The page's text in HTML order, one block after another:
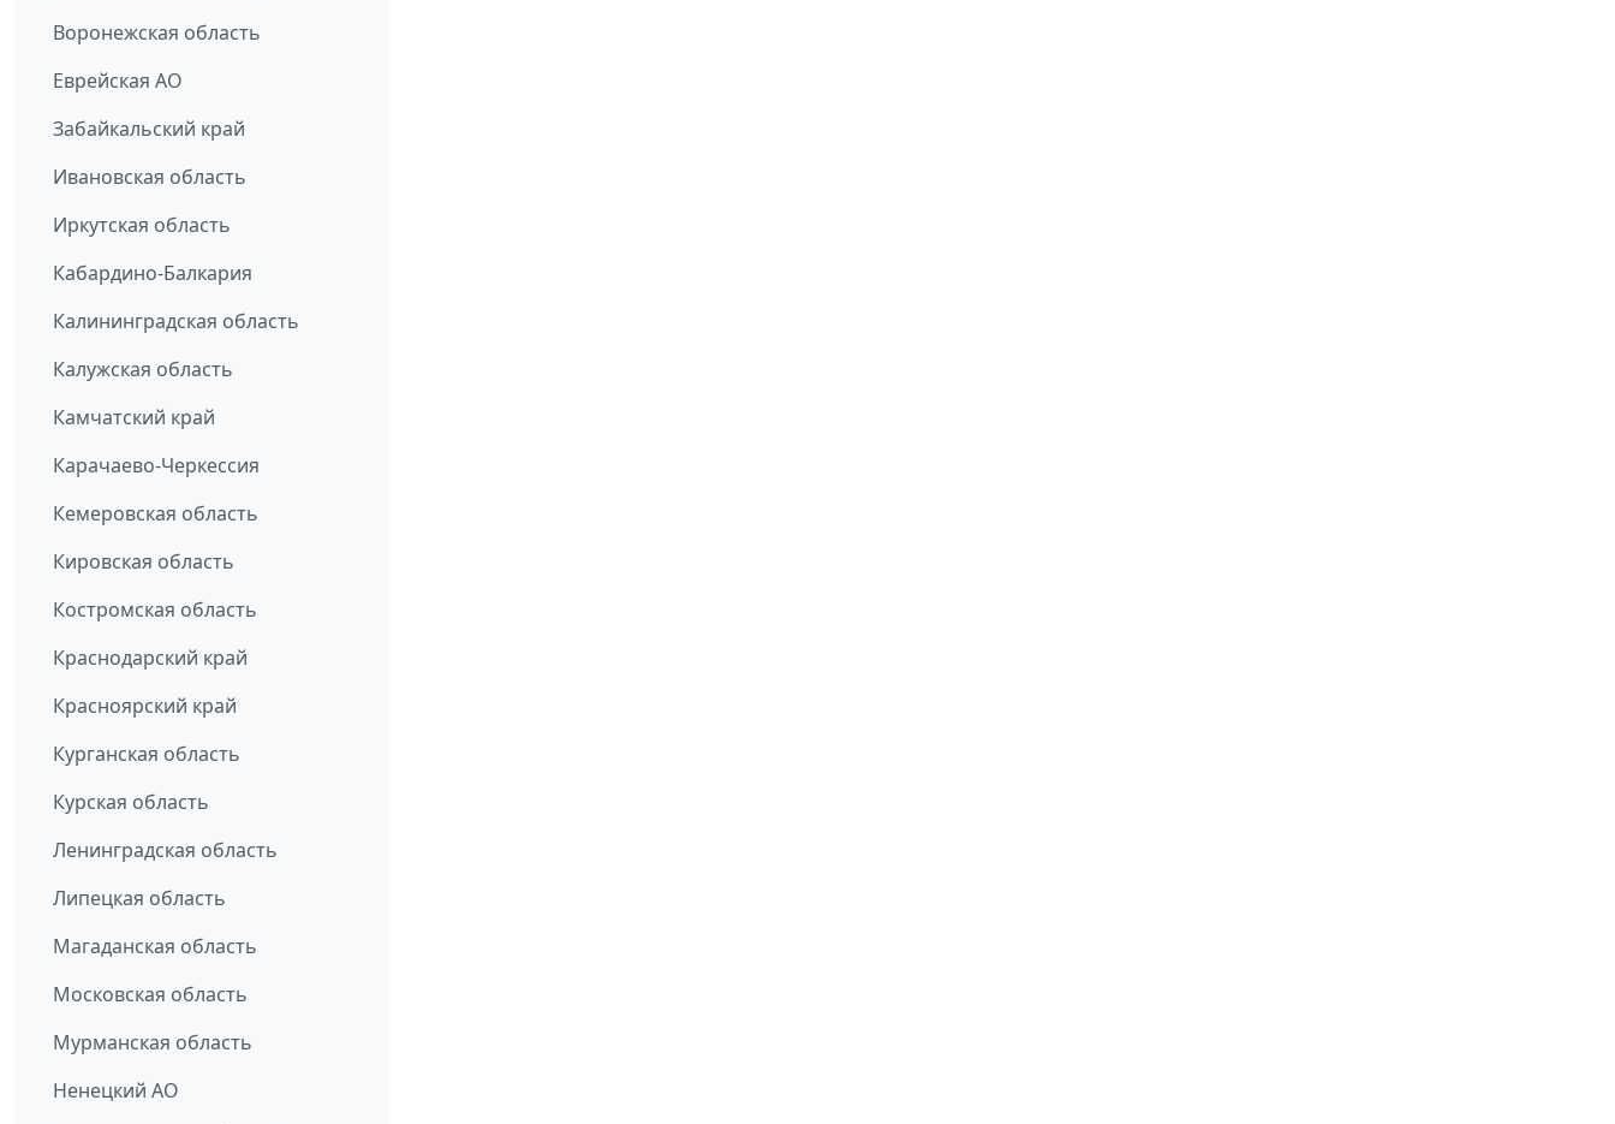
Воронежская область
Еврейская АО
Забайкальский край
Ивановская область
Иркутская область
Кабардино-Балкария
Калининградская область
Калужская область
Камчатский край
Карачаево-Черкессия
Кемеровская область
Кировская область
Костромская область
Краснодарский край
Красноярский край
Курганская область
Курская область
Ленинградская область
Липецкая область
Магаданская область
Московская область
Мурманская область
Ненецкий АО